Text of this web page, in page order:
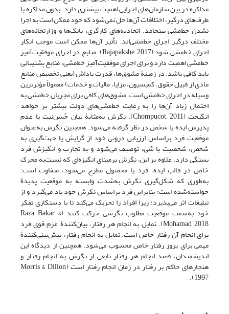
مذاکره در بین سازمان‌های اجرایی اهمیت بیشتری دارد. بدون مذاکره با
طرف‌های درگیر، اختلافات آن‌ها حل نمی‌شود که خود ممکن است به اجرا
نشدن خط‌مشی بینجامد. اتحادیه‌های کارگری، بانک‌ها و وزارتخانه‌های
مختلف درگیر اجرای خط‌مشی‌اند. تأثیر آن‌ها ممکن است موجب انکار
اجرای خط‌مشی شود (Rajapakshe, 2017). منابع در اجرای موفقیت‌آمیز
خط‌مشی اهمیت دارد و برای اجرای موفقیت‌آمیز خط‌مشی، منابع پشتیبانی
باید کافی باشد. در زمینۀ مشوق‌ها، قدرت پاداش (یعنی تخصیص منابع
مادی از قبیل حقوق، کمیسیون، مزایا، مالیات و خدمات) معمولاً مؤثرترین
وسیله در اجرای خط‌مشی‌ است. مشوق‌های کافی برای مجریان خط‌مشی به
احتمال زیاد آن‌ها را به رعایت خط‌مشی‌های دولت بیشتر بر خواهد
انگیخت (Chompucot, 2011). نگرش به‌مثابۀ بیان حُسن‌نیت یا عدم
پذیرش ایده یا شخص در نظر گرفته می‌شود. همچنین نگرش به‌عنوان
موقعیت فرد براساس ارزیابی درونی خود از گرایش یا جهت‌گیری به
شخص، شخصیت یا شی‌ء توصیف می‌شود و به تجارب و انگیزش فرد
بستگی دارد. علاوه بر این، نگرش برمبنای انگیزه‌ای که نسبت‌به محرک
خاص در قالب ایده، فرد یا محصول مطرح می‌شود، متفاوت است؛
به‌طوری که شکل‌گیری نگرش به‌شدت وابسته به موقعیت پدیدۀ
خواسته‌شده است؛ بنابراین فرد براساس نگرش خود یاد می‌گیرد و از
تبلیغات اثر می‌پذیرد؛ زیرا افراد را تحریک می‌کند تا با دستکاری تفکر
خود به‌سمت موقعیت مطلوب نگرشی حرکت کنند (Raza, Bakar &
Mohamad, 2018). تمایل به انجام هر رفتار، بیان‌کنندۀ عزمِ قوی فرد
برای انجام آن رفتار خاص است. تمایل به انجام رفتار، پیش‌بینی‌کنندۀ
مهمی برای بروز رفتار خاص محسوب می‌شود. همچنین از دیدگاه این
اندیشمندان، قصد انجام هر رفتار تابعی از نگرش به انجام رفتار و
هنجارهای حاکم بر رفتار در زمان انجام رفتار است (Morris & Dillon,
1997).